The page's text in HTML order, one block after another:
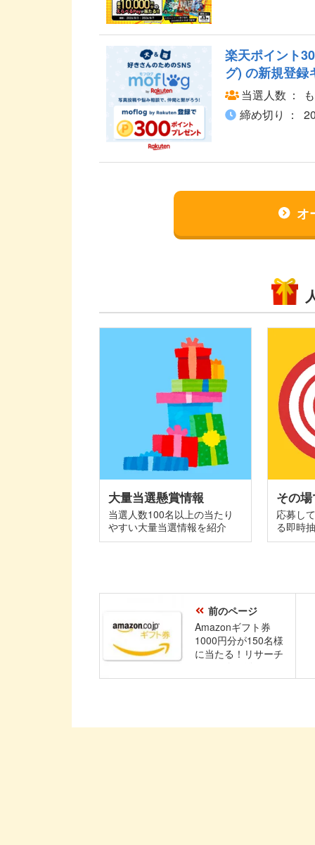
楽天ポイント
グ) の新規登録
当選人数
締め切り
オ
大量当選懸賞情報
当選人数100名以上の当たり
やすい大量当選情報を紹介
その
応募し
る即時
前のページ
Amazonギフト券
1000円分が150名様
に当たる！リサーチ
ンペーン